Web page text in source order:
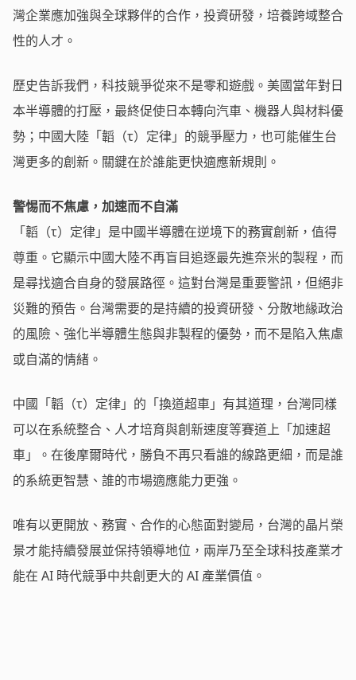
灣企業應加強與全球夥伴的合作，投資研發，培養跨域整合
性的人才。
歷史告訴我們，科技競爭從來不是零和遊戲。美國當年對日
本半導體的打壓，最終促使日本轉向汽車、機器人與材料優
勢；中國大陸「韜（τ）定律」的競爭壓力，也可能催生台
灣更多的創新。關鍵在於誰能更快適應新規則。
警惕而不焦慮，加速而不自滿
「韜（τ）定律」是中國半導體在逆境下的務實創新，值得
尊重。它顯示中國大陸不再盲目追逐最先進奈米的製程，而
是尋找適合自身的發展路徑。這對台灣是重要警訊，但絕非
災難的預告。台灣需要的是持續的投資研發、分散地緣政治
的風險、強化半導體生態與非製程的優勢，而不是陷入焦慮
或自滿的情緒。
中國「韜（τ）定律」的「換道超車」有其道理，台灣同樣
可以在系統整合、人才培育與創新速度等賽道上「加速超
車」。在後摩爾時代，勝負不再只看誰的線路更細，而是誰
的系統更智慧、誰的市場適應能力更強。
唯有以更開放、務實、合作的心態面對變局，台灣的晶片榮
景才能持續發展並保持領導地位，兩岸乃至全球科技產業才
能在 AI 時代競爭中共創更大的 AI 產業價值。